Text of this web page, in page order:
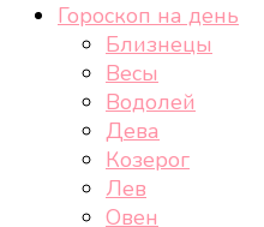
Гороскоп на день
Близнецы
Весы
Водолей
Дева
Козерог
Лев
Овен